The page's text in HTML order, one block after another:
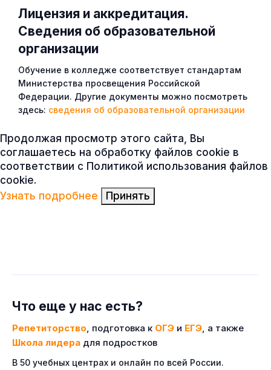
Лицензия и аккредитация.
Cведения об образовательной
организации
Обучение в колледже соответствует стандартам
Министерства просвещения Российской
Федерации. Другие документы можно посмотреть
здесь: сведения об образовательной организации
Что еще у нас есть?
Репетиторство, подготовка к ОГЭ и ЕГЭ, а также
Школа лидера для подростков
В 50 учебных центрах и онлайн по всей России.
Продолжая просмотр этого сайта, Вы
соглашаетесь на обработку файлов cookie в
соответствии с Политикой использования файлов
cookie.
Узнать подробнее
Принять